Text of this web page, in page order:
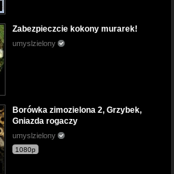
Zabezpieczcie kokony murarek!
umyslzielony
Borówka zimozielona 2, Grzybek,
Gniazda rogaczy
umyslzielony
1080p